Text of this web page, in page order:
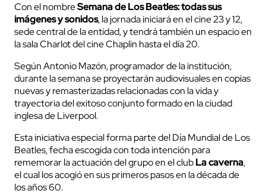
Con el nombreSemana de Los Beatles: todas sus
imágenes y sonidos, la jornada iniciará en el cine 23 y 12,
sede central de la entidad, y tendrá también un espacio en
la sala Charlot del cine Chaplin hasta el día 20.
Según Antonio Mazón, programador de la institución,
durante la semana se proyectarán audiovisuales en copias
nuevas y remasterizadas relacionadas con la vida y
trayectoria del exitoso conjunto formado en la ciudad
inglesa de Liverpool.
Esta iniciativa especial forma parte del Día Mundial de Los
Beatles, fecha escogida con toda intención para
rememorar la actuación del grupo en el clubLa caverna,
el cual los acogió en sus primeros pasos en la década de
los años 60.